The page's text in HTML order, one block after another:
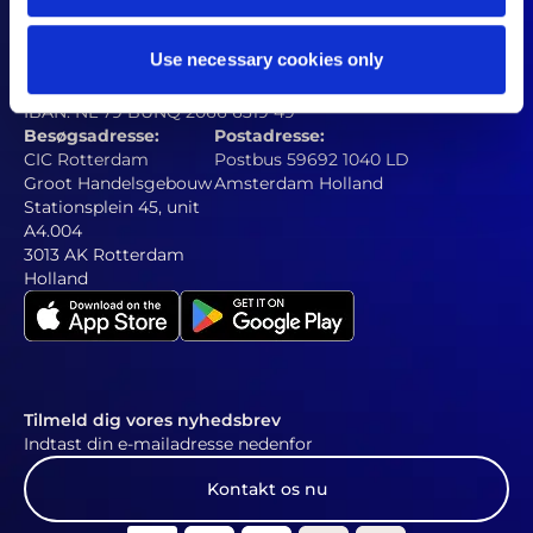
Use necessary cookies only
Kontakt
+31 10 310 5257
IBAN: NL 79 BUNQ 2066 6319 49
Besøgsadresse:
CIC Rotterdam
Groot Handelsgebouw
Stationsplein 45, unit
A4.004
3013 AK Rotterdam
Holland
Postadresse:
Postbus 59692 1040 LD
Amsterdam Holland
Tilmeld dig vores nyhedsbrev
Indtast din e-mailadresse nedenfor
Kontakt os nu